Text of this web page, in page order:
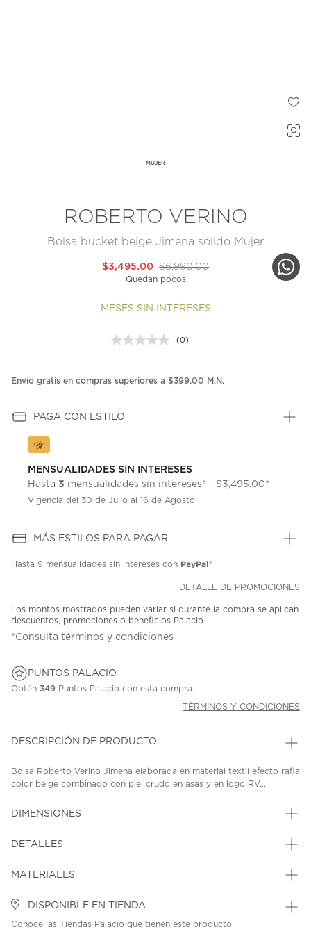
MUJER
ROBERTO VERINO
Bolsa bucket beige Jimena sólido Mujer
$6,990.00
$3,495.00
Quedan pocos
MESES SIN INTERESES
Sin
en
(0)
Envío gratis en compras superiores a $399.00 M.N.
PAGA CON ESTILO
MENSUALIDADES SIN INTERESES
Hasta 3 mensualidades sin intereses* - $3,495.00*
Vigencia del 30 de Julio al 16 de Agosto
MÁS ESTILOS PARA PAGAR
Hasta 9 mensualidades sin intereses con PayPal*
DETALLE DE PROMOCIONES
Los montos mostrados pueden variar si durante la compra se aplican
descuentos, promociones o beneficios Palacio
*Consulta términos y condiciones
PUNTOS PALACIO
Obtén 349 Puntos Palacio con esta compra.
TÉRMINOS Y CONDICIONES
DESCRIPCIÓN DE PRODUCTO
Bolsa Roberto Verino Jimena elaborada en material textil efecto rafia
color beige combinado con piel crudo en asas y en logo RV...
DIMENSIONES
DETALLES
MATERIALES
DISPONIBLE EN TIENDA
Conoce las Tiendas Palacio que tienen este producto.